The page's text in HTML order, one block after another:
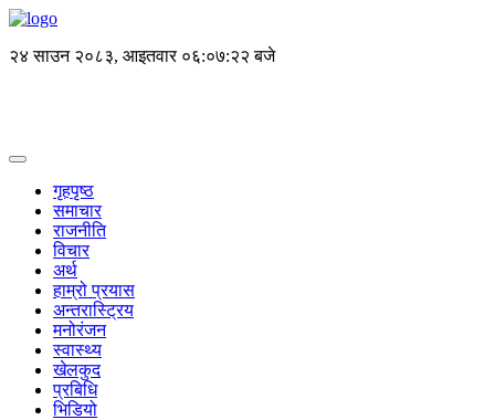
२४ साउन २०८३, आइतवार ०६:०७:२२ बजे
गृहपृष्ठ
समाचार
राजनीति
विचार
अर्थ
हाम्रो प्रयास
अन्तरास्ट्रिय
मनोरंजन
स्वास्थ्य
खेलकुद
प्रबिधि
भिडियो